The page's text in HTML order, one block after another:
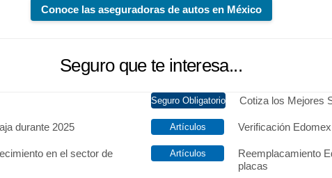
Conoce las aseguradoras de autos en México
Seguro que te interesa...
durante 2025
en el sector de
Cotiza los Mejores
Verificación
Reemplacamiento
placas